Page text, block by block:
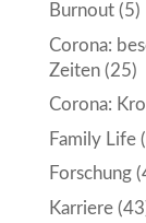
Burnout(5)
Corona:
Zeiten(25)
Corona:
Family Life
Forschung
Karriere